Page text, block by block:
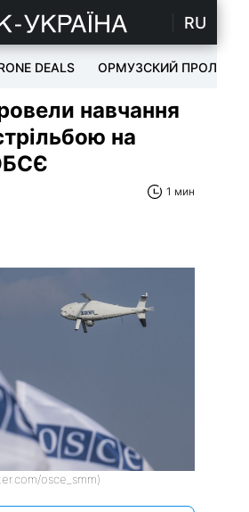
RU
DEALS ОРМУЗСКИЙ ПРОЛИВ
навчання
на
1 мин
osce_smm)